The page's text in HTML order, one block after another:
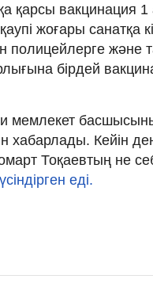
қарсы вакцинация
жоғары санатқа
полицейлерге және
бірдей
мемлекет
хабарлады. Кейін
Тоқаевтың не
еді.